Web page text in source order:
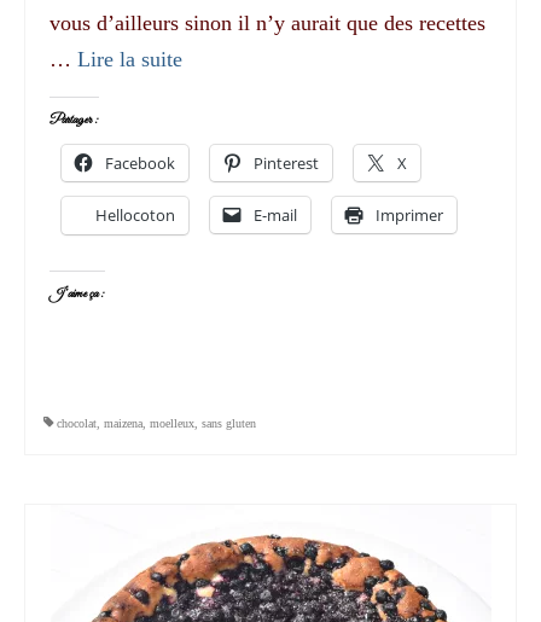
vous d’ailleurs sinon il n’y aurait que des recettes
… Lire la suite­­
Partager :
Facebook Pinterest X
Hellocoton E-mail Imprimer
J’aime ça :
chocolat maizena moelleux sans gluten